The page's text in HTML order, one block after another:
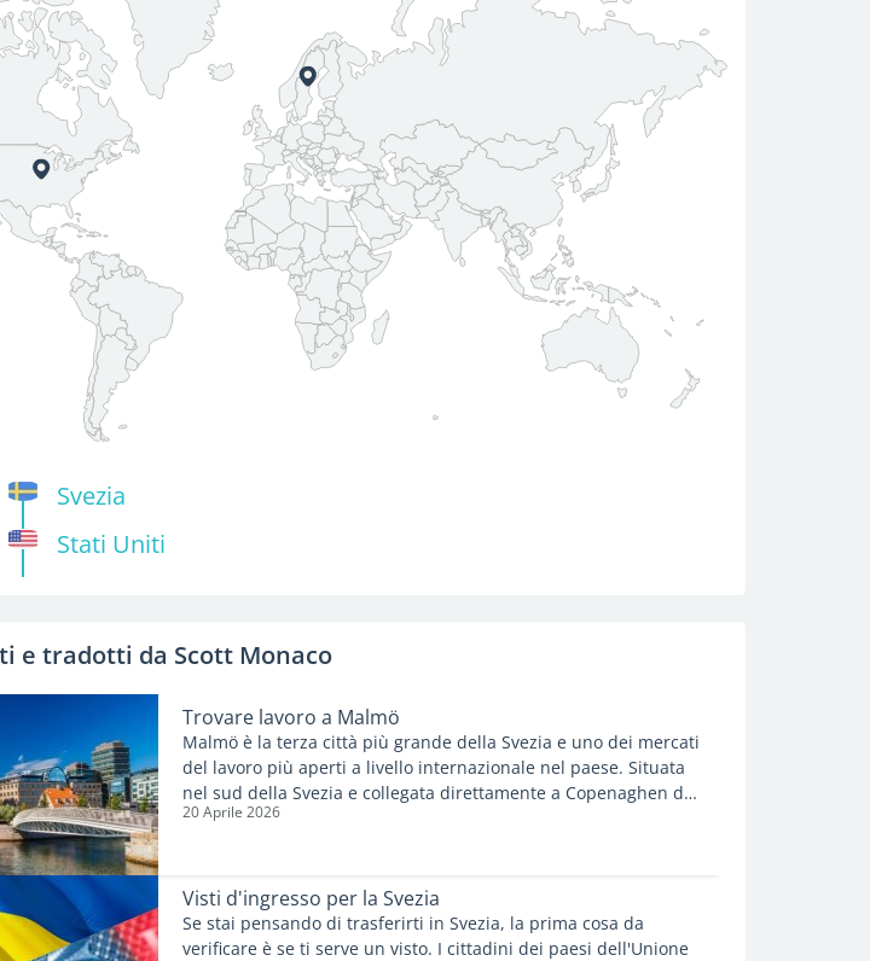
Svezia
Stati Uniti
e tradotti da Scott Monaco
Trovare lavoro a Malmö
Malmö è la terza città più grande della Svezia e uno dei mercati
del lavoro più aperti a livello internazionale nel paese. Situata
nel sud della Svezia e collegata direttamente a Copenaghen dal
Ponte sull'Øresund, la città beneficia di stretti legami economici
Questo articolo illustra gli aspetti principali del lavoro a Malmö,
dalla ricerca ai profili più richiesti, fino alla cultura lavorativa e
alla realtà di vivere e lavorare in una regione transfrontaliera.
20 Aprile 2026
Visti d'ingresso per la Svezia
Se stai pensando di trasferirti in Svezia, la prima cosa da
verificare è se ti serve un visto. I cittadini dei paesi dell'Unione